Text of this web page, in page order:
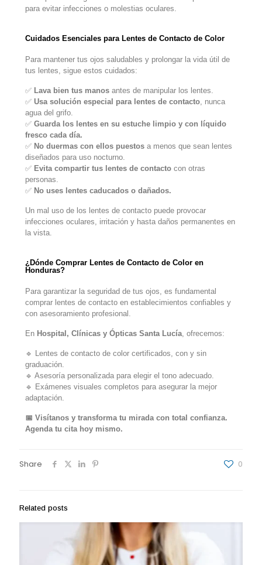
para evitar infecciones o molestias oculares.
Cuidados Esenciales para Lentes de Contacto de Color
Para mantener tus ojos saludables y prolongar la vida útil de
tus lentes, sigue estos cuidados:
✅ Lava bien tus manos antes de manipular los lentes.
✅ Usa solución especial para lentes de contacto , nunca
agua del grifo.
✅ Guarda los lentes en su estuche limpio y con líquido
fresco cada día.
✅ No duermas con ellos puestos a menos que sean lentes
diseñados para uso nocturno.
✅ Evita compartir tus lentes de contacto con otras
personas.
✅ No uses lentes caducados o dañados.
Un mal uso de los lentes de contacto puede provocar
infecciones oculares, irritación y hasta daños permanentes en
la vista.
¿Dónde Comprar Lentes de Contacto de Color en
Honduras?
Para garantizar la seguridad de tus ojos, es fundamental
comprar lentes de contacto en establecimientos confiables y
con asesoramiento profesional.
En Hospital, Clínicas y Ópticas Santa Lucía , ofrecemos:
🔹 Lentes de contacto de color certificados, con y sin
graduación.
🔹 Asesoría personalizada para elegir el tono adecuado.
🔹 Exámenes visuales completos para asegurar la mejor
adaptación.
📅 Visítanos y transforma tu mirada con total confianza.
Agenda tu cita hoy mismo.
Share 0
Related posts